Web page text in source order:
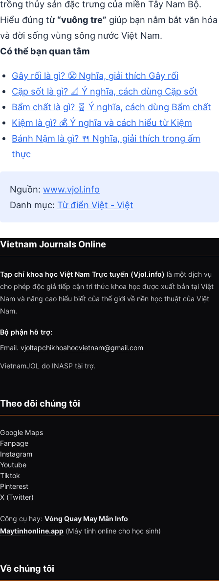
trồng thủy sản đặc trưng của miền Tây Nam Bộ.
Hiểu đúng từ “vuông tre” giúp bạn nắm bắt văn hóa
và đời sống vùng sông nước Việt Nam.
Có thể bạn quan tâm
Gây rối là gì? 😤 Nghĩa, giải thích Gây rối
Cặp sốt là gì? 📐 Ý nghĩa, cách dùng Cặp sốt
Bẩm chất là gì? 🧬 Ý nghĩa, cách dùng Bẩm chất
Kiệm là gì? 💰 Ý nghĩa và cách hiểu từ Kiệm
Bánh Nậm là gì? 🍴 Nghĩa, giải thích trong ẩm
thực
Nguồn: www.vjol.info
Danh mục: Từ điển Việt - Việt
Vietnam Journals Online
Tạp chí khoa học Việt Nam Trực tuyến (Vjol.info) là một dịch vụ
cho phép độc giả tiếp cận tri thức khoa học được xuất bản tại Việt
Nam và nâng cao hiểu biết của thế giới về nền học thuật của Việt
Nam.
Bộ phận hỗ trợ:
Email. vjoltapchikhoahocvietnam@gmail.com
VietnamJOL do INASP tài trợ.
Theo dõi chúng tôi
Google Maps
Fanpage
Instagram
Youtube
Tiktok
Pinterest
X (Twitter)
Công cụ hay: Vòng Quay May Mắn Info
Maytinhonline.app (Máy tính online cho học sinh)
Về chúng tôi